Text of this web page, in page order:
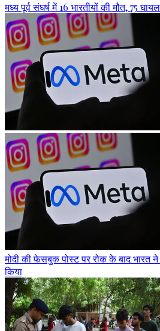
मध्य पूर्व संघर्ष में 16 भारतीयों की मौत, 75
मोदी की फेसबुक पोस्ट पर रोक के बाद भारत
किया